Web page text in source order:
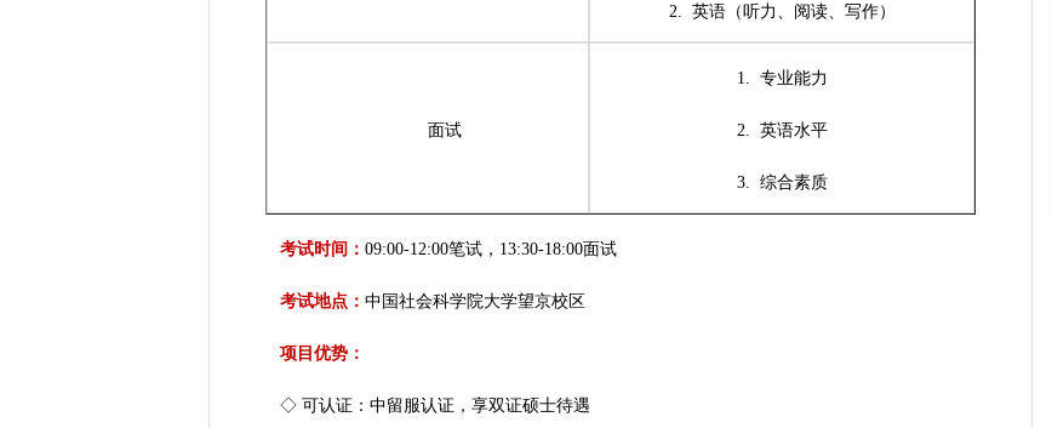
2. 英语（听力、阅读、写作）
面试
1. 专业能力
2. 英语水平
3. 综合素质
考试时间： 09:00-12:00笔试，13:30-18:00面试
考试地点： 中国社会科学院大学望京校区
项目优势：
◇ 可认证：中留服认证，享双证硕士待遇